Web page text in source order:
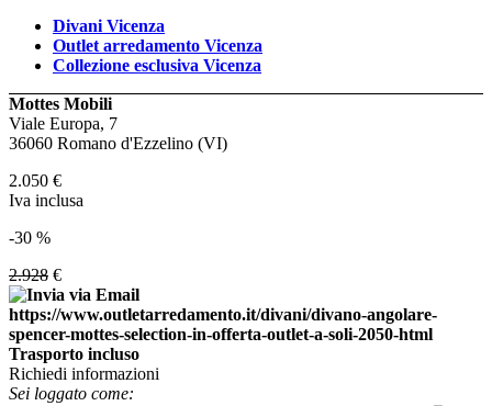
Divani Vicenza
Outlet arredamento Vicenza
Collezione esclusiva Vicenza
Mottes Mobili
Viale Europa, 7
36060 Romano d'Ezzelino (VI)
2.050 €
Iva inclusa
-30 %
2.928 €
Trasporto incluso
Richiedi informazioni
Sei loggato come: